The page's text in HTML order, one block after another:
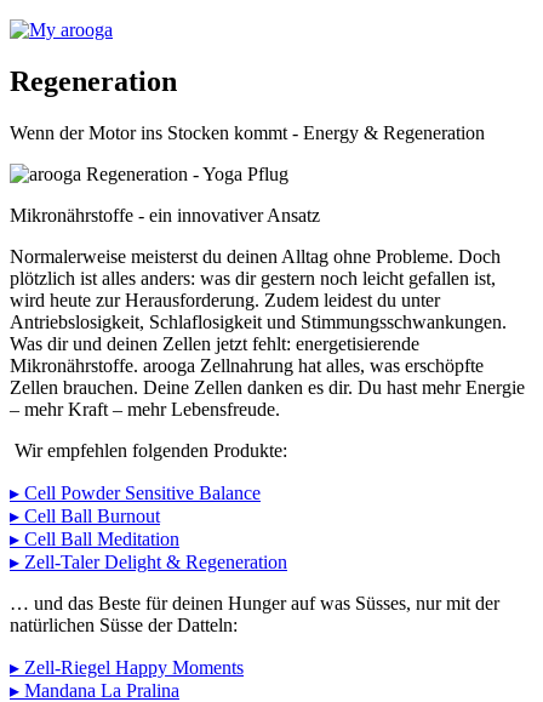
Regeneration
Wenn der Motor ins Stocken kommt - Energy & Regeneration
Mikronährstoffe - ein innovativer Ansatz
Normalerweise meisterst du deinen Alltag ohne Probleme. Doch
plötzlich ist alles anders: was dir gestern noch leicht gefallen ist,
wird heute zur Herausforderung. Zudem leidest du unter
Antriebslosigkeit, Schlaflosigkeit und Stimmungsschwankungen.
Was dir und deinen Zellen jetzt fehlt: energetisierende
Mikronährstoffe. arooga Zellnahrung hat alles, was erschöpfte
Zellen brauchen. Deine Zellen danken es dir. Du hast mehr Energie
– mehr Kraft – mehr Lebensfreude.
Wir empfehlen folgenden Produkte:
▸ Cell Powder Sensitive Balance
▸ Cell Ball Burnout
▸ Cell Ball Meditation
▸ Zell-Taler Delight & Regeneration
… und das Beste für deinen Hunger auf was Süsses, nur mit der
natürlichen Süsse der Datteln:
▸ Zell-Riegel Happy Moments
▸ Mandana La Pralina